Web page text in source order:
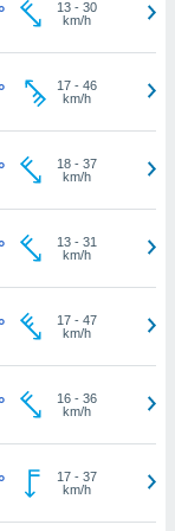
13- 30
km/h
17- 46
km/h
18- 37
km/h
13- 31
km/h
17- 47
km/h
16- 36
km/h
17- 37
km/h